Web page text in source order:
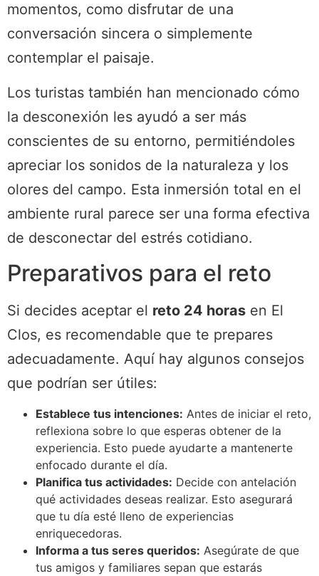
momentos, como disfrutar de una
conversación sincera o simplemente
contemplar el paisaje.
Los turistas también han mencionado cómo
la desconexión les ayudó a ser más
conscientes de su entorno, permitiéndoles
apreciar los sonidos de la naturaleza y los
olores del campo. Esta inmersión total en el
ambiente rural parece ser una forma efectiva
de desconectar del estrés cotidiano.
Preparativos para el reto
Si decides aceptar el reto 24 horas en El
Clos, es recomendable que te prepares
adecuadamente. Aquí hay algunos consejos
que podrían ser útiles:
Establece tus intenciones: Antes de iniciar el reto,
reflexiona sobre lo que esperas obtener de la
experiencia. Esto puede ayudarte a mantenerte
enfocado durante el día.
Planifica tus actividades: Decide con antelación
qué actividades deseas realizar. Esto asegurará
que tu día esté lleno de experiencias
enriquecedoras.
Informa a tus seres queridos: Asegúrate de que
tus amigos y familiares sepan que estarás